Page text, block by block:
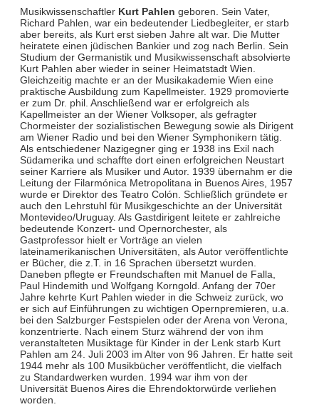
Musikwissenschaftler Kurt Pahlen geboren. Sein Vater,
Richard Pahlen, war ein bedeutender Liedbegleiter, er starb
aber bereits, als Kurt erst sieben Jahre alt war. Die Mutter
heiratete einen jüdischen Bankier und zog nach Berlin. Sein
Studium der Germanistik und Musikwissenschaft absolvierte
Kurt Pahlen aber wieder in seiner Heimatstadt Wien.
Gleichzeitig machte er an der Musikakademie Wien eine
praktische Ausbildung zum Kapellmeister. 1929 promovierte
er zum Dr. phil. Anschließend war er erfolgreich als
Kapellmeister an der Wiener Volksoper, als gefragter
Chormeister der sozialistischen Bewegung sowie als Dirigent
am Wiener Radio und bei den Wiener Symphonikern tätig.
Als entschiedener Nazigegner ging er 1938 ins Exil nach
Südamerika und schaffte dort einen erfolgreichen Neustart
seiner Karriere als Musiker und Autor. 1939 übernahm er die
Leitung der Filarmónica Metropolitana in Buenos Aires, 1957
wurde er Direktor des Teatro Colón. Schließlich gründete er
auch den Lehrstuhl für Musikgeschichte an der Universität
Montevideo/Uruguay. Als Gastdirigent leitete er zahlreiche
bedeutende Konzert- und Opernorchester, als
Gastprofessor hielt er Vorträge an vielen
lateinamerikanischen Universitäten, als Autor veröffentlichte
er Bücher, die z.T. in 16 Sprachen übersetzt wurden.
Daneben pflegte er Freundschaften mit Manuel de Falla,
Paul Hindemith und Wolfgang Korngold. Anfang der 70er
Jahre kehrte Kurt Pahlen wieder in die Schweiz zurück, wo
er sich auf Einführungen zu wichtigen Opernpremieren, u.a.
bei den Salzburger Festspielen oder der Arena von Verona,
konzentrierte. Nach einem Sturz während der von ihm
veranstalteten Musiktage für Kinder in der Lenk starb Kurt
Pahlen am 24. Juli 2003 im Alter von 96 Jahren. Er hatte seit
1944 mehr als 100 Musikbücher veröffentlicht, die vielfach
zu Standardwerken wurden. 1994 war ihm von der
Universität Buenos Aires die Ehrendoktorwürde verliehen
worden.